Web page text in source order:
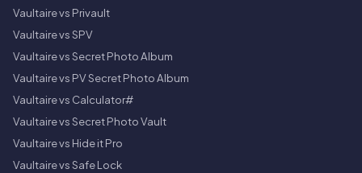
Vaultaire vs Privault
Vaultaire vs SPV
Vaultaire vs Secret Photo Album
Vaultaire vs PV Secret Photo Album
Vaultaire vs Calculator#
Vaultaire vs Secret Photo Vault
Vaultaire vs Hide it Pro
Vaultaire vs Safe Lock